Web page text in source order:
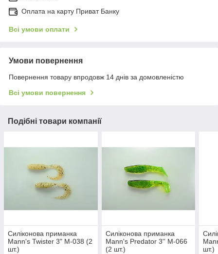
Оплата на карту Приват Банку
Всі умови оплати
Умови повернення
Повернення товару впродовж 14 днів за домовленістю
Всі умови повернення
Подібні товари компанії
Силіконова приманка
Mann's Twister 3" M-038 (2
шт.)
Силіконова приманка
Mann's Predator 3'' M-066
(2 шт.)
шт.)